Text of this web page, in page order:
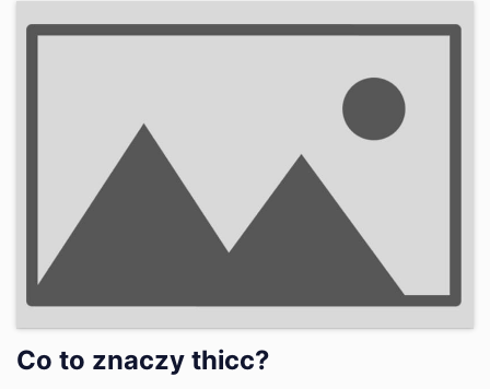
Co to znaczy thicc?